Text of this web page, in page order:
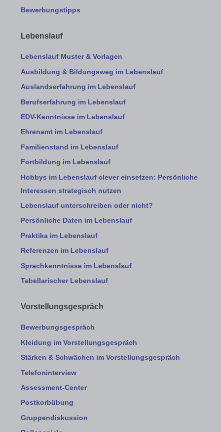
Bewerbungstipps
Lebenslauf
Lebenslauf Muster & Vorlagen
Ausbildung & Bildungsweg im Lebenslauf
Auslandserfahrung im Lebenslauf
Berufserfahrung im Lebenslauf
EDV-Kenntnisse im Lebenslauf
Ehrenamt im Lebenslauf
Familienstand im Lebenslauf
Fortbildung im Lebenslauf
Hobbys im Lebenslauf clever einsetzen: Persönliche
Interessen strategisch nutzen
Lebenslauf unterschreiben oder nicht?
Persönliche Daten im Lebenslauf
Praktika im Lebenslauf
Referenzen im Lebenslauf
Sprachkenntnisse im Lebenslauf
Tabellarischer Lebenslauf
Vorstellungsgespräch
Bewerbungsgespräch
Kleidung im Vorstellungsgespräch
Stärken & Schwächen im Vorstellungsgespräch
Telefoninterview
Assessment-Center
Postkorbübung
Gruppendiskussion